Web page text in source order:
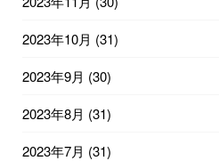
2023年10月 (31)
2023年9月 (30)
2023年8月 (31)
2023年7月 (31)